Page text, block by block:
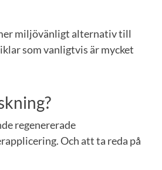
miljövänligt alternativ till
som vanligtvis är mycket
regenererade
Och att ta reda på